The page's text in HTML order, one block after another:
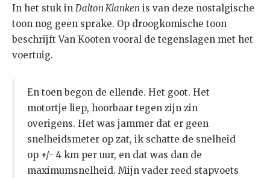
In het stuk in Dalton Klanken is van deze nostalgische
toon nog geen sprake. Op droogkomische toon
beschrijft Van Kooten vooral de tegenslagen met het
voertuig.
En toen begon de ellende. Het goot. Het
motortje liep, hoorbaar tegen zijn zin
overigens. Het was jammer dat er geen
snelheidsmeter op zat, ik schatte de snelheid
op +/- 4 km per uur, en dat was dan de
maximumsnelheid. Mijn vader reed stapvoets